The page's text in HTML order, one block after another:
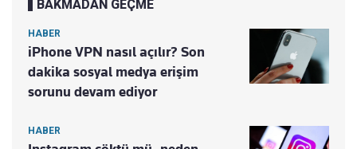
BAKMADAN GEÇME
HABER
iPhone VPN nasıl açılır? Son
dakika sosyal medya erişim
sorunu devam ediyor
HABER